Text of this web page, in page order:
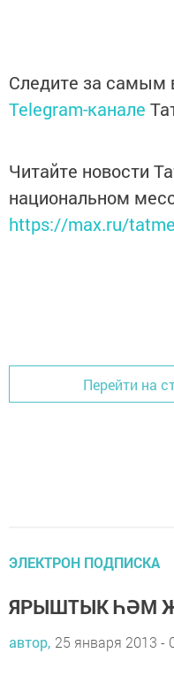
Следите за
Telegram-канале
Читайте новости
национальном
https://max.ru/
Перейти на
ЭЛЕКТРОН ПОДПИСКА
ЯРЫШТЫК ҺӘМ
автор, 25 января 2013 -